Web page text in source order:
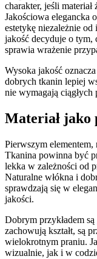
charakter, jeśli materiał
Jakościowa elegancka
estetykę niezależnie
jakość decyduje o tym,
sprawia wrażenie
Wysoka jakość
dobrych tkanin lepiej
nie wymagają
Materiał jako
Pierwszym
Tkanina powinna być
lekka w zależności od
Naturalne włókna i
sprawdzają się w
jakości.
Dobrym przykładem są
zachowują kształt, są
wielokrotnym praniu.
wizualnie, jak i w